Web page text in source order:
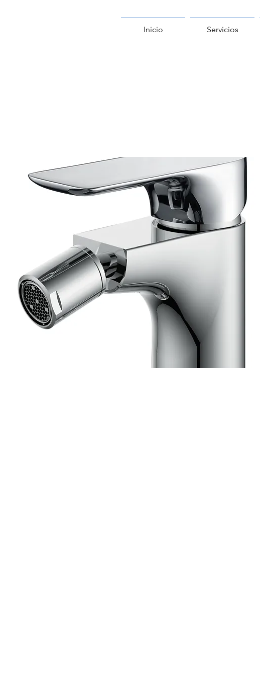
Inicio Servicios